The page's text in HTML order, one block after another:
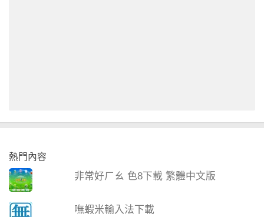
熱門內容
非常好ㄏㄠ 色8下載 繁體中文版
嘸蝦米輸入法下載